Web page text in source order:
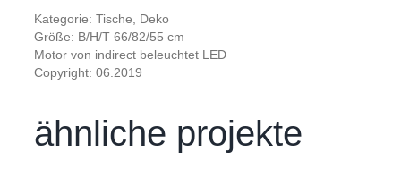
Kategorie: Tische, Deko
Größe: B/H/T 66/82/55 cm
Motor von indirect beleuchtet LED
Copyright: 06.2019
ähnliche projekte